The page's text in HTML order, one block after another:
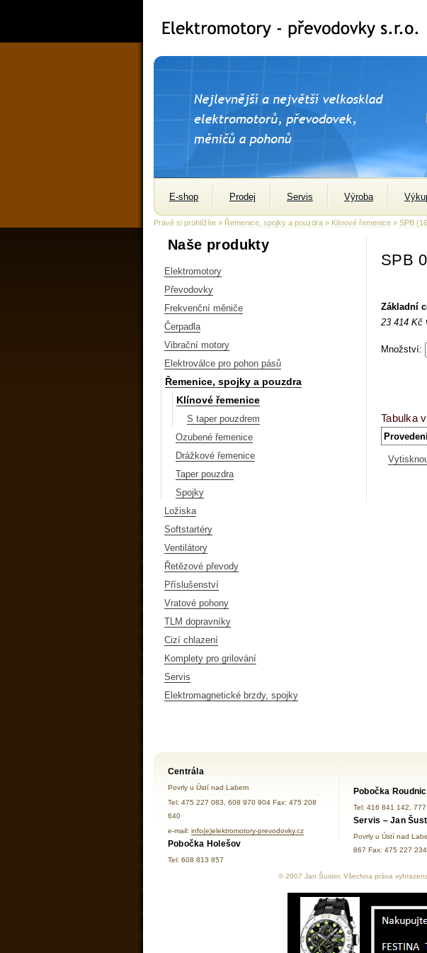
E-shop Prodej Servis Výroba
Právě si prohlížíte » Řemenice, spojky a pouzdra » Klínové řemenice » SPB
Naše produkty
Elektromotory
Převodovky
Frekvenční měniče
Čerpadla
Vibrační motory
Elektroválce pro pohon pásů
Řemenice, spojky a pouzdra
Klínové řemenice
S taper pouzdrem
Ozubené řemenice
Drážkové řemenice
Taper pouzdra
Spojky
Ložiska
Softstartéry
Ventilátory
Řetězové převody
Příslušenství
Vratové pohony
TLM dopravníky
Cizí chlazení
Komplety pro grilování
Servis
Elektromagnetické brzdy, spojky
SPB
Základní
23 414 Kč
Množství:
Tabulka
Centrála
Povrly u Ústí nad Labem
Tel: 475 227 083, 608 970 904 Fax: 475 208
640
e-mail: info(e)elektromotory-prevodovky.cz
Pobočka Holešov
Tel: 608 813 857
Pobočka
Tel: 416 841 142,
Servis – Jan
Povrly u Ústí nad
867 Fax: 475 227
© 2007 Jan Šuster, Všechna práva